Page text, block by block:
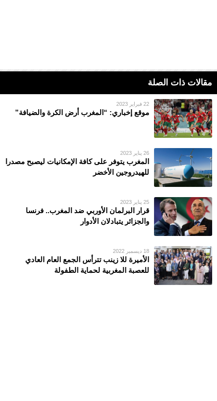
مقالات ذات الصلة
22 فبراير 2023
موقع إخباري: “المغرب أرض الكرة والضيافة”
26 يناير 2023
المغرب يتوفر على كافة الإمكانيات ليصبح مصدرا
للهيدروجين الأخضر
25 يناير 2023
قرار البرلمان الأوربي ضد المغرب.. فرنسا
والجزائر يتبادلان الأدوار
18 ديسمبر 2022
الأمیرة للا زینب تترأس الجمع العام العادي
للعصبة المغربیة لحمایة الطفولة